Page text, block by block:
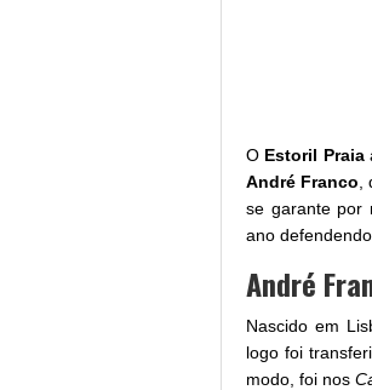
O Estoril Praia
André Franco
se garante por
ano
André
Nascido em
logo foi
modo, foi nos